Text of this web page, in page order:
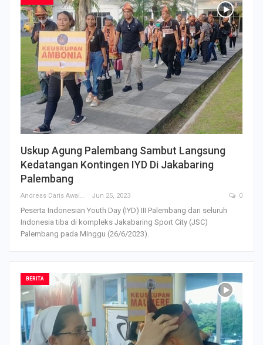
Uskup Agung Palembang Sambut Langsung
Kedatangan Kontingen IYD Di Jakabaring
Palembang
Andreas Daris Awalistyo Jun 25, 2023 0
Peserta Indonesian Youth Day (IYD) III Palembang dari seluruh
Indonesia tiba di kompleks Jakabaring Sport City (JSC)
Palembang pada Minggu (26/6/2023).
BERITA